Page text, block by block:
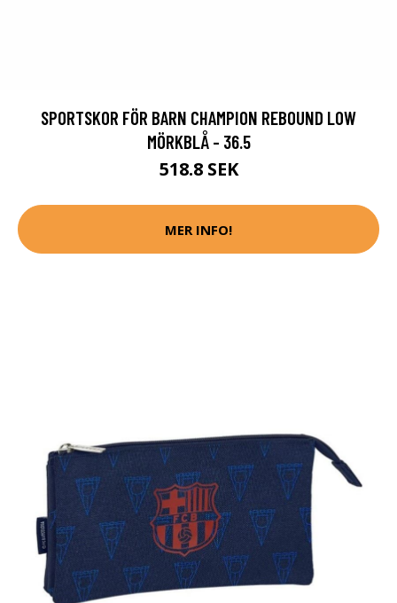
SPORTSKOR FÖR BARN CHAMPION REBOUND LOW
MÖRKBLÅ - 36.5
518.8 SEK
MER INFO!